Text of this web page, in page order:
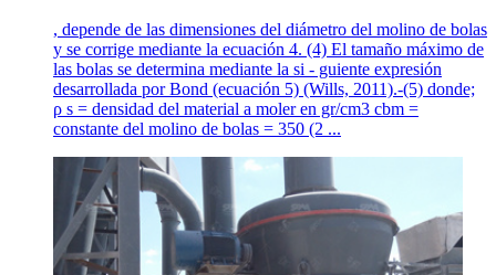
, depende de las dimensiones del diámetro del molino de bolas
y se corrige mediante la ecuación 4. (4) El tamaño máximo de
las bolas se determina mediante la si - guiente expresión
desarrollada por Bond (ecuación 5) (Wills, 2011).-(5) donde;
ρ s = densidad del material a moler en gr/cm3 cbm =
constante del molino de bolas = 350 (2 ...